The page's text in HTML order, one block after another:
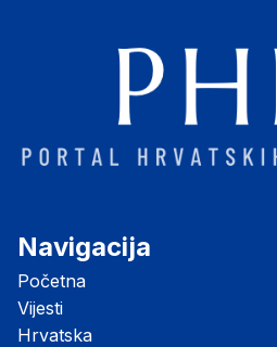
Navigacija
Početna
Vijesti
Hrvatska